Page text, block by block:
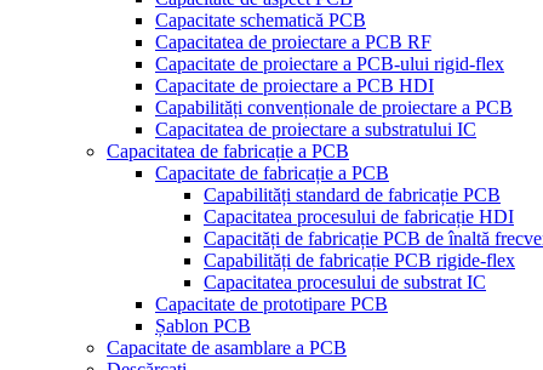
Capacitate schematică PCB
Capacitatea de proiectare a PCB RF
Capacitate de proiectare a PCB-ului rigid-flex
Capacitate de proiectare a PCB HDI
Capabilități convenționale de proiectare a PCB
Capacitatea de proiectare a substratului IC
Capacitatea de fabricație a PCB
Capacitate de fabricație a PCB
Capabilități standard de fabricație PCB
Capacitatea procesului de fabricație HDI
Capacități de fabricație PCB de înaltă
Capabilități de fabricație PCB rigide-flex
Capacitatea procesului de substrat IC
Capacitate de prototipare PCB
Șablon PCB
Capacitate de asamblare a PCB